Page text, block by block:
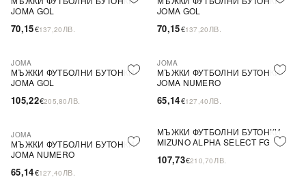
JOMA GOL
70,15€137,20 ЛВ.
JOMA GOL
70,15€137,20 ЛВ.
ПОСЛЕДНА БРОЙКА
JOMA
МЪЖКИ ФУТБОЛНИ БУТОНКИ
JOMA GOL
105,22€205,80 ЛВ.
JOMA
МЪЖКИ ФУТБОЛНИ БУТОНКИ
JOMA NUMERO
65,14€127,40 ЛВ.
JOMA
МЪЖКИ ФУТБОЛНИ БУТОНКИ
JOMA NUMERO
65,14€127,40 ЛВ.
МЪЖКИ ФУТБОЛНИ БУТОНКИ
MIZUNO ALPHA SELECT FG
107,73€210,70 ЛВ.